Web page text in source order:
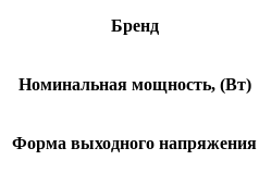
Бренд
Номинальная мощность, (Вт)
Форма выходного напряжения